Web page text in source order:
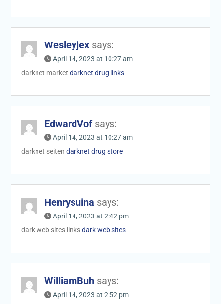
Wesleyjex says:
April 14, 2023 at 10:27 am
darknet market darknet drug links
EdwardVof says:
April 14, 2023 at 10:27 am
darknet seiten darknet drug store
Henrysuina says:
April 14, 2023 at 2:42 pm
dark web sites linksdark web sites
WilliamBuh says:
April 14, 2023 at 2:52 pm